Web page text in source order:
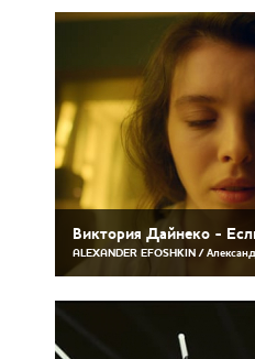
Виктория Дайнеко -
ALEXANDER EFOSHKIN /